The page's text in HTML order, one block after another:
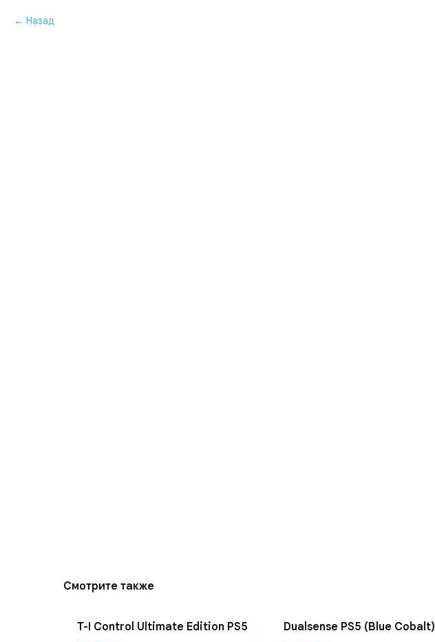
Назад
Смотрите также
T-I Control Ultimate Edition PS5
Dualsense PS5 (Blue Cobalt)